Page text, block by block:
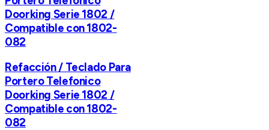
Doorking Serie 1802 /
Compatible con 1802-
082
Refacción / Teclado Para
Portero Telefonico
Doorking Serie 1802 /
Compatible con 1802-
082